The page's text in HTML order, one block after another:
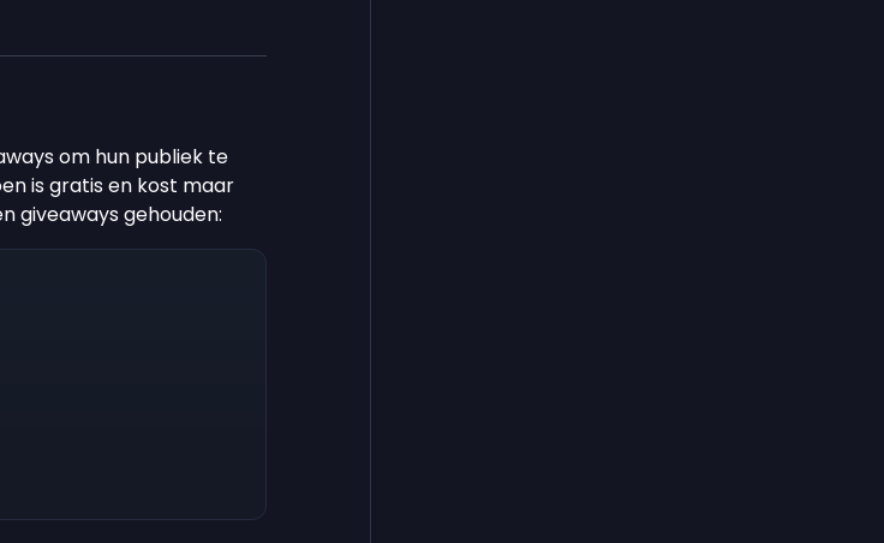
om hun publiek te
is gratis en kost maar
giveaways gehouden: